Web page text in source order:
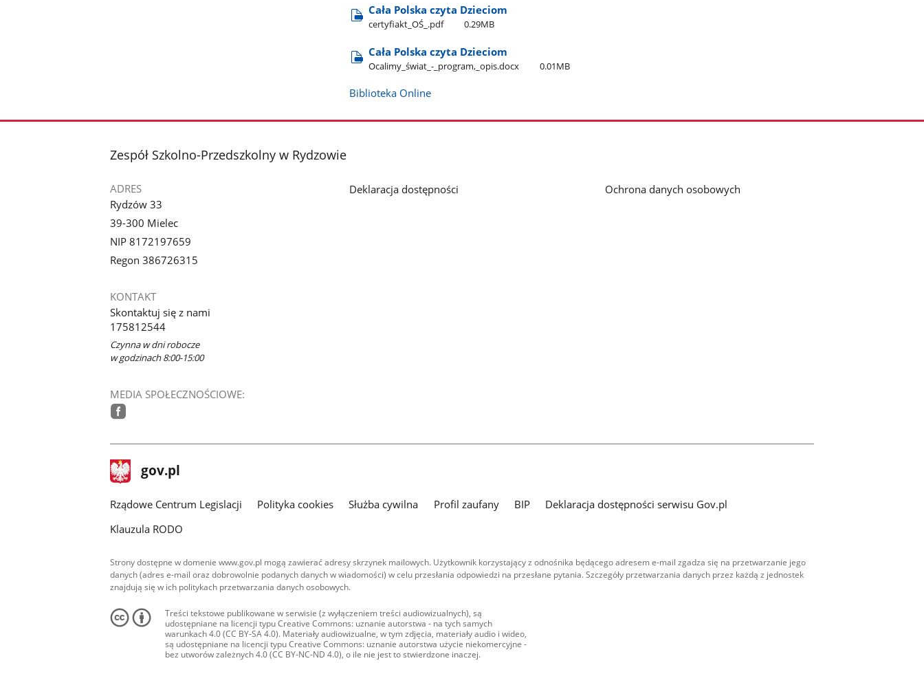
Cała Polska czyta Dzieciom
certyfiakt​_OŚ​_.pdf 0.29MB
Cała Polska czyta Dzieciom
Ocalimy​_świat​_-​_program,​_opis.docx 0.01MB
Biblioteka Online
stopka
Zespół Szkolno-Przedszkolny w Rydzowie
ADRES
Rydzów 33
39-300 Mielec
NIP 8172197659
Regon 386726315
KONTAKT
Skontaktuj się z nami
175812544
Czynna w dni robocze
w godzinach 8:00-15:00
MEDIA SPOŁECZNOŚCIOWE:
Deklaracja dostępności Ochrona danych osobowych
stopka
gov.pl Strona
gov.pl
Rządowe Centrum Legislacji Polityka cookies Służba cywilna Profil zaufany BIP
Deklaracja dostępności serwisu Gov.pl
Klauzula RODO
Strony dostępne w domenie www.gov.pl mogą zawierać adresy skrzynek mailowych. Użytkownik korzystający z odnośnika będącego adresem e-mail zgadza się na przetwarzanie jego
danych (adres e-mail oraz dobrowolnie podanych danych w wiadomości) w celu przesłania odpowiedzi na przesłane pytania. Szczegóły przetwarzania danych przez każdą z jednostek
znajdują się w ich politykach przetwarzania danych osobowych.
Treści tekstowe publikowane w serwisie (z wyłączeniem treści audiowizualnych), są
udostępniane na licencji typu Creative Commons: uznanie autorstwa - na tych samych
warunkach 4.0 (CC BY-SA 4.0). Materiały audiowizualne, w tym zdjęcia, materiały audio i wideo,
są udostępniane na licencji typu Creative Commons: uznanie autorstwa użycie niekomercyjne -
bez utworów zależnych 4.0 (CC BY-NC-ND 4.0), o ile nie jest to stwierdzone inaczej.